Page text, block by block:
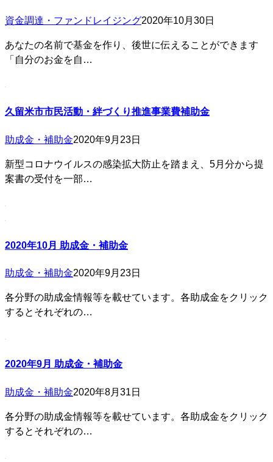
資金調達・ファンドレイジング2020年10月30日
あなたの名前で基金を作り、後世に伝えることができます
「自分のお金を自…
久留米市市民活動・絆づくり推進事業費補助金
助成金・補助金2020年9月23日
新型コロナウイルスの感染拡大防止を踏まえ、5月分から提
案書の受付を一部…
2020年10月 助成金・補助金
助成金・補助金2020年9月23日
各分野の助成金情報等を載せています。各助成金をクリック
するとそれぞれの…
2020年9月 助成金・補助金
助成金・補助金2020年8月31日
各分野の助成金情報等を載せています。各助成金をクリック
するとそれぞれの…